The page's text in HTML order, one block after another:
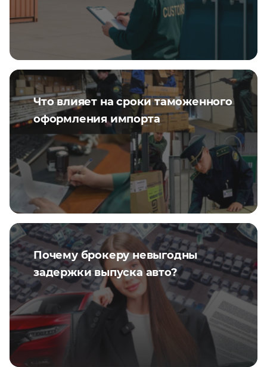
Что влияет на сроки таможенного
оформления импорта
Почему брокеру невыгодны
задержки выпуска авто?